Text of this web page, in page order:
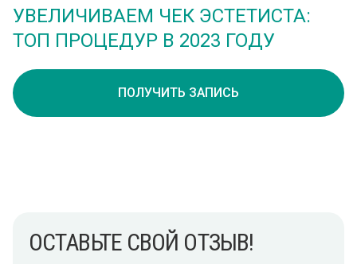
УВЕЛИЧИВАЕМ ЧЕК ЭСТЕТИСТА:
ТОП ПРОЦЕДУР В 2023 ГОДУ
ПОЛУЧИТЬ ЗАПИСЬ
ОСТАВЬТЕ СВОЙ ОТЗЫВ!